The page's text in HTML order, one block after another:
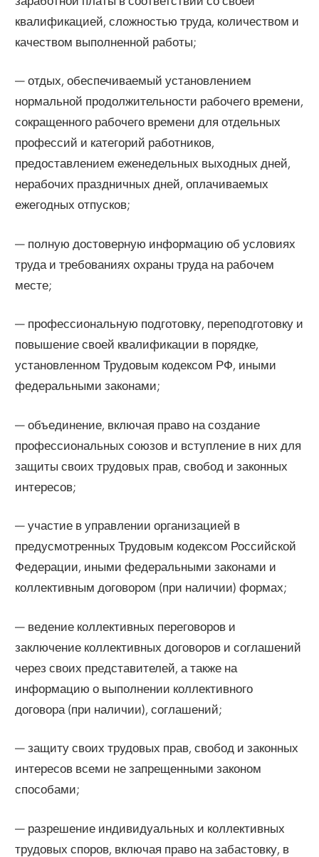
квалификацией, сложностью труда, количеством и
качеством выполненной работы;
— отдых, обеспечиваемый установлением
нормальной продолжительности рабочего времени,
сокращенного рабочего времени для отдельных
профессий и категорий работников,
предоставлением еженедельных выходных дней,
нерабочих праздничных дней, оплачиваемых
ежегодных отпусков;
— полную достоверную информацию об условиях
труда и требованиях охраны труда на рабочем
месте;
— профессиональную подготовку, переподготовку и
повышение своей квалификации в порядке,
установленном Трудовым кодексом РФ, иными
федеральными законами;
— объединение, включая право на создание
профессиональных союзов и вступление в них для
защиты своих трудовых прав, свобод и законных
интересов;
— участие в управлении организацией в
предусмотренных Трудовым кодексом Российской
Федерации, иными федеральными законами и
коллективным договором (при наличии) формах;
— ведение коллективных переговоров и
заключение коллективных договоров и соглашений
через своих представителей, а также на
информацию о выполнении коллективного
договора (при наличии), соглашений;
— защиту своих трудовых прав, свобод и законных
интересов всеми не запрещенными законом
способами;
— разрешение индивидуальных и коллективных
трудовых споров, включая право на забастовку, в